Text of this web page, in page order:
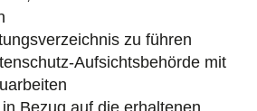
zu führen
Aufsichtsbehörde mit
Bezug auf die erhaltenen